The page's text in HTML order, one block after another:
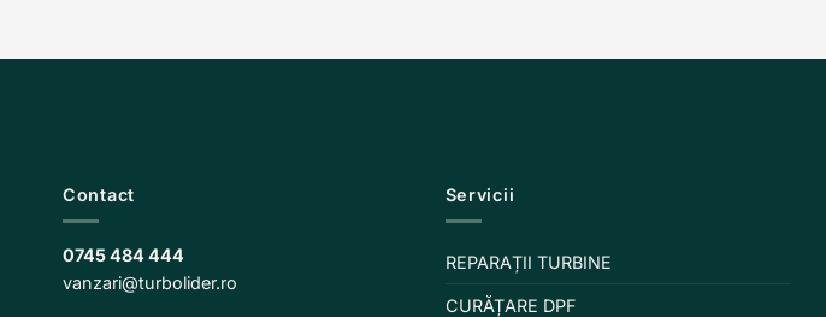
Contact
0745 484 444
vanzari@turbolider.ro
Servicii
REPARAȚII TURBINE
CURĂȚARE DPF